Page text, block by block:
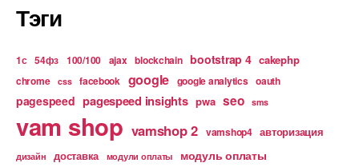
Тэги
1с 54фз 100/100 ajax blockchain bootstrap 4 cakephp
chrome css facebook google google analytics oauth
pagespeed pagespeed insights pwa seo sms
vam shop vamshop 2 vamshop4 авторизация
дизайн доставка модули оплаты модуль оплаты